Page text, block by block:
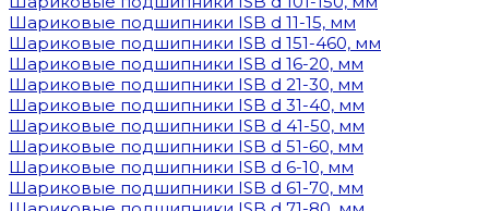
Шариковые подшипники ISB d 11-15, мм
Шариковые подшипники ISB d 151-460, мм
Шариковые подшипники ISB d 16-20, мм
Шариковые подшипники ISB d 21-30, мм
Шариковые подшипники ISB d 31-40, мм
Шариковые подшипники ISB d 41-50, мм
Шариковые подшипники ISB d 51-60, мм
Шариковые подшипники ISB d 6-10, мм
Шариковые подшипники ISB d 61-70, мм